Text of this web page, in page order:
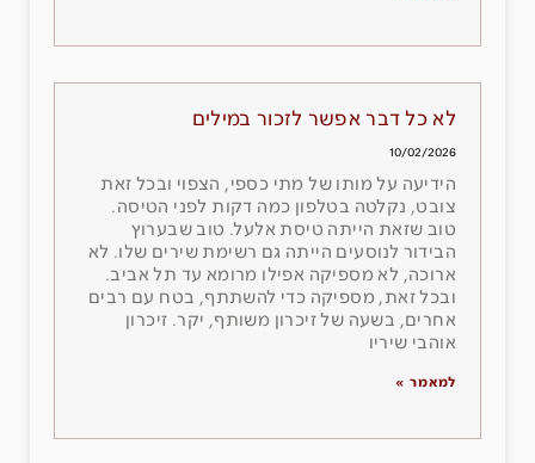
לא כל דבר אפשר לזכור במילים
10/02/2026
הידיעה על מותו של מתי כספי, הצפוי ובכל זאת
צובט, נקלטה בטלפון כמה דקות לפני הטיסה.
טוב שזאת הייתה טיסת אלעל. טוב שבערוץ
הבידור לנוסעים הייתה גם רשימת שירים שלו. לא
ארוכה, לא מספיקה אפילו מרומא עד תל אביב.
ובכל זאת, מספיקה כדי להשתתף, בטח עם רבים
אחרים, בשעה של זיכרון משותף, יקר. זיכרון
אוהבי שיריו
למאמר »